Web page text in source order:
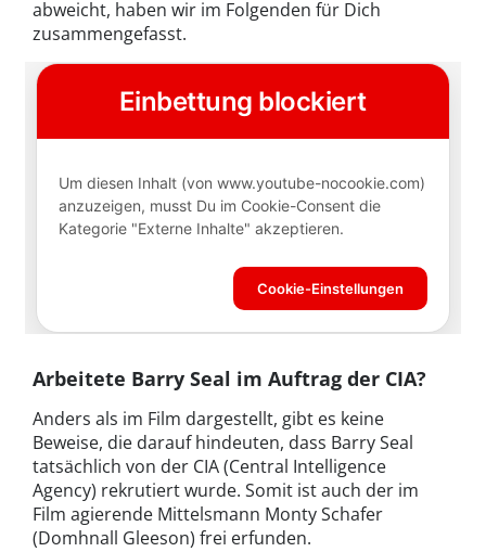
abweicht, haben wir im Folgenden für Dich
zusammengefasst.
Arbeitete Barry Seal im Auftrag der CIA?
Anders als im Film dargestellt, gibt es keine
Beweise, die darauf hindeuten, dass Barry Seal
tatsächlich von der CIA (Central Intelligence
Agency) rekrutiert wurde. Somit ist auch der im
Film agierende Mittelsmann Monty Schafer
(Domhnall Gleeson) frei erfunden.